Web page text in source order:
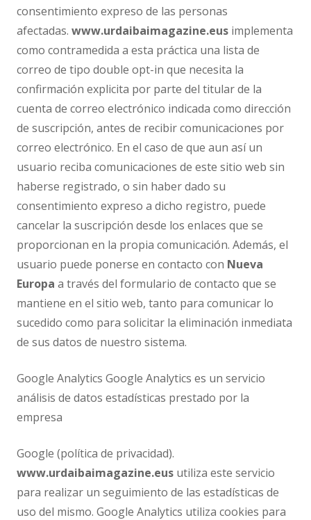
consentimiento expreso de las personas
afectadas. www.urdaibaimagazine.eus implementa
como contramedida a esta práctica una lista de
correo de tipo double opt-in que necesita la
confirmación explicita por parte del titular de la
cuenta de correo electrónico indicada como dirección
de suscripción, antes de recibir comunicaciones por
correo electrónico. En el caso de que aun así un
usuario reciba comunicaciones de este sitio web sin
haberse registrado, o sin haber dado su
consentimiento expreso a dicho registro, puede
cancelar la suscripción desde los enlaces que se
proporcionan en la propia comunicación. Además, el
usuario puede ponerse en contacto con Nueva
Europa a través del formulario de contacto que se
mantiene en el sitio web, tanto para comunicar lo
sucedido como para solicitar la eliminación inmediata
de sus datos de nuestro sistema.
Google Analytics Google Analytics es un servicio
análisis de datos estadísticas prestado por la
empresa
Google (política de privacidad).
www.urdaibaimagazine.eus utiliza este servicio
para realizar un seguimiento de las estadísticas de
uso del mismo. Google Analytics utiliza cookies para